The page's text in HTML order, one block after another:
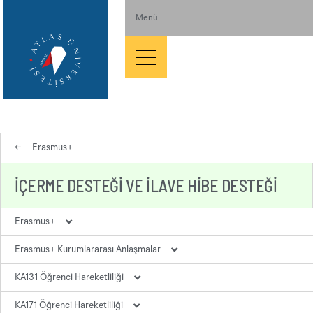
Menü
← Erasmus+
İÇERME DESTEĞI VE İLAVE HIBE DESTEĞI
Erasmus+
Erasmus+ Hakkında
Erasmus+ Koordinatörlüğü
Erasmus+ Hareketlilik Yönergesi
Erasmus+ Kurumlararası Anlaşmalar
KA131 Kurumlararası Anlaşmalar
KA171 Kurumlararası Anlaşmalar
KA131 Öğrenci Hareketliliği
Giden Öğrenim Hareketliliği
KA171 Öğrenci Hareketliliği